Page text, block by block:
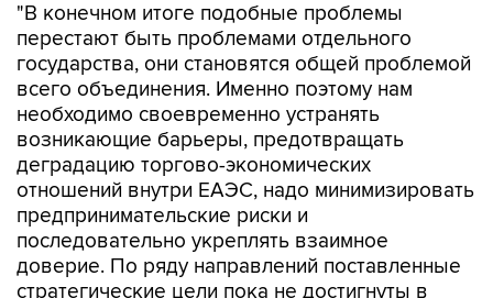
"В конечном итоге подобные проблемы
перестают быть проблемами отдельного
государства, они становятся общей проблемой
всего объединения. Именно поэтому нам
необходимо своевременно устранять
возникающие барьеры, предотвращать
деградацию торгово-экономических
отношений внутри ЕАЭС, надо минимизировать
предпринимательские риски и
последовательно укреплять взаимное
доверие. По ряду направлений поставленные
стратегические цели пока не достигнуты в